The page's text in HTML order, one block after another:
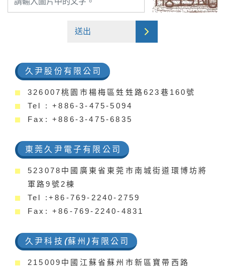
送出
久尹股份有限公司
326007桃園市楊梅區甡甡路623巷160號
Tel : +886-3-475-5094
Fax: +886-3-475-6835
東莞久尹電子有限公司
523078中國廣東省東莞市南城街道環博坊將
軍路9號2棟
Tel :+86-769-2240-2759
Fax: +86-769-2240-4831
久尹科技(蘇州)有限公司
215009中國江蘇省蘇州市新區寶帶西路